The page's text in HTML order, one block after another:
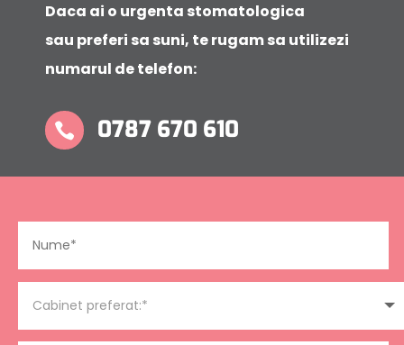
Daca ai o urgenta stomatologica
sau preferi sa suni, te rugam sa utilizezi
numarul de telefon:
 0787 670 610